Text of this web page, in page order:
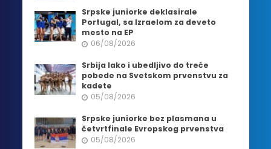
Srpske juniorke deklasirale
Portugal, sa Izraelom za deveto
mesto na EP
06/08/2026
Srbija lako i ubedljivo do treće
pobede na Svetskom prvenstvu za
kadete
05/08/2026
Srpske juniorke bez plasmana u
četvrtfinale Evropskog prvenstva
05/08/2026